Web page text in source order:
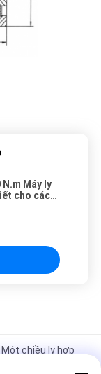
Máy ly
cho các
Một chiều ly hợp